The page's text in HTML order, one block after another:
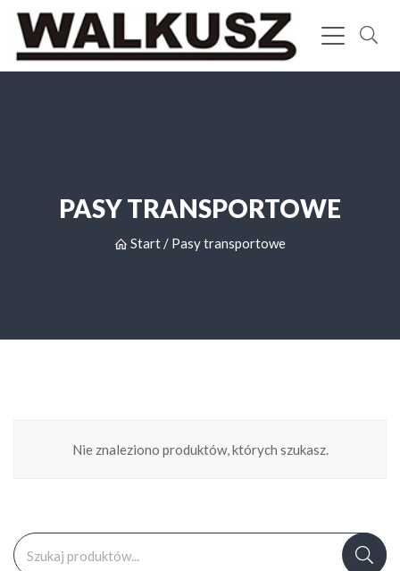
PASY TRANSPORTOWE
Start / Pasy transportowe
Nie znaleziono produktów, których szukasz.
Szukaj: